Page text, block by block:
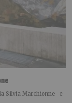
Silvia Marchionne e